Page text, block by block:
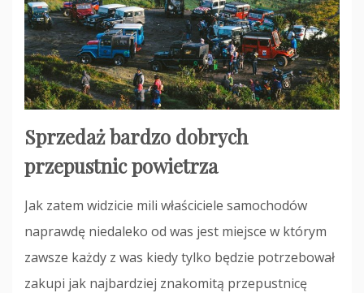
Sprzedaż bardzo dobrych
przepustnic powietrza
Jak zatem widzicie mili właściciele samochodów
naprawdę niedaleko od was jest miejsce w którym
zawsze każdy z was kiedy tylko będzie potrzebował
zakupi jak najbardziej znakomitą przepustnicę